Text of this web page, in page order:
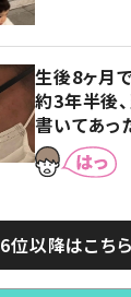
生後8ヶ月
約3年半後
書いてあっ
6位以降はこちら